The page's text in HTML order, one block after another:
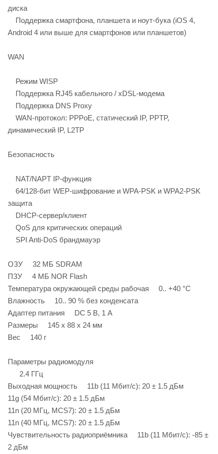
диска
Поддержка смартфона, планшета и ноут-бука (iOS 4,
Android 4 или выше для смартфонов или планшетов)
WAN
Режим WISP
Поддержка RJ45 кабельного / xDSL-модема
Поддержка DNS Proxy
WAN-протокол: PPPoE, статический IP, PPTP,
динамический IP, L2TP
Безопасность
NAT/NAPT IP-функция
64/128-бит WEP-шифрование и WPA-PSK и WPA2-PSK
защита
DHCP-сервер/клиент
QoS для критических операций
SPI Anti-DoS брандмауэр
ОЗУ 32 МБ SDRAM
ПЗУ 4 МБ NOR Flash
Температура окружающей среды рабочая 0.. +40 °С
Влажность 10.. 90 % без конденсата
Адаптер питания DC 5 В, 1 A
Размеры 145 x 88 x 24 мм
Вес 140 г
Параметры радиомодуля
2.4 ГГц
Выходная мощность 11b (11 Мбит/с): 20 ± 1.5 дБм
11g (54 Мбит/с): 20 ± 1.5 дБм
11n (20 МГц, MCS7): 20 ± 1.5 дБм
11n (40 МГц, MCS7): 20 ± 1.5 дБм
Чувствительность радиоприёмника 11b (11 Мбит/с): ‐85 ±
2 дБм